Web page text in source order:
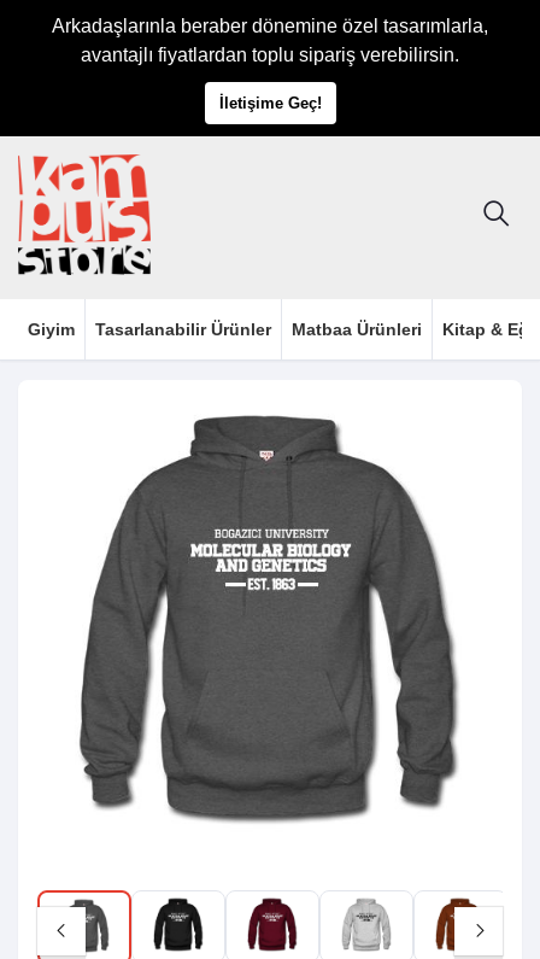
Arkadaşlarınla beraber dönemine özel tasarımlarla,
avantajlı fiyatlardan toplu sipariş verebilirsin.
İletişime Geç!
Giyim Tasarlanabilir Ürünler Matbaa Ürünleri Kitap &